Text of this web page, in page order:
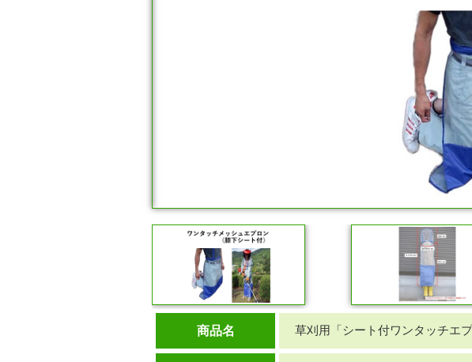
商品名 草刈用「シート付ワンタッチエ